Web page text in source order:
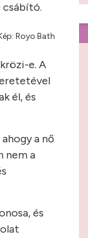
csábító.
Royo Bath
e. A
él, és
a nő
nem a
és